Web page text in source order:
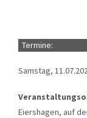
Termine:
Samstag,
Eiershagen, auf